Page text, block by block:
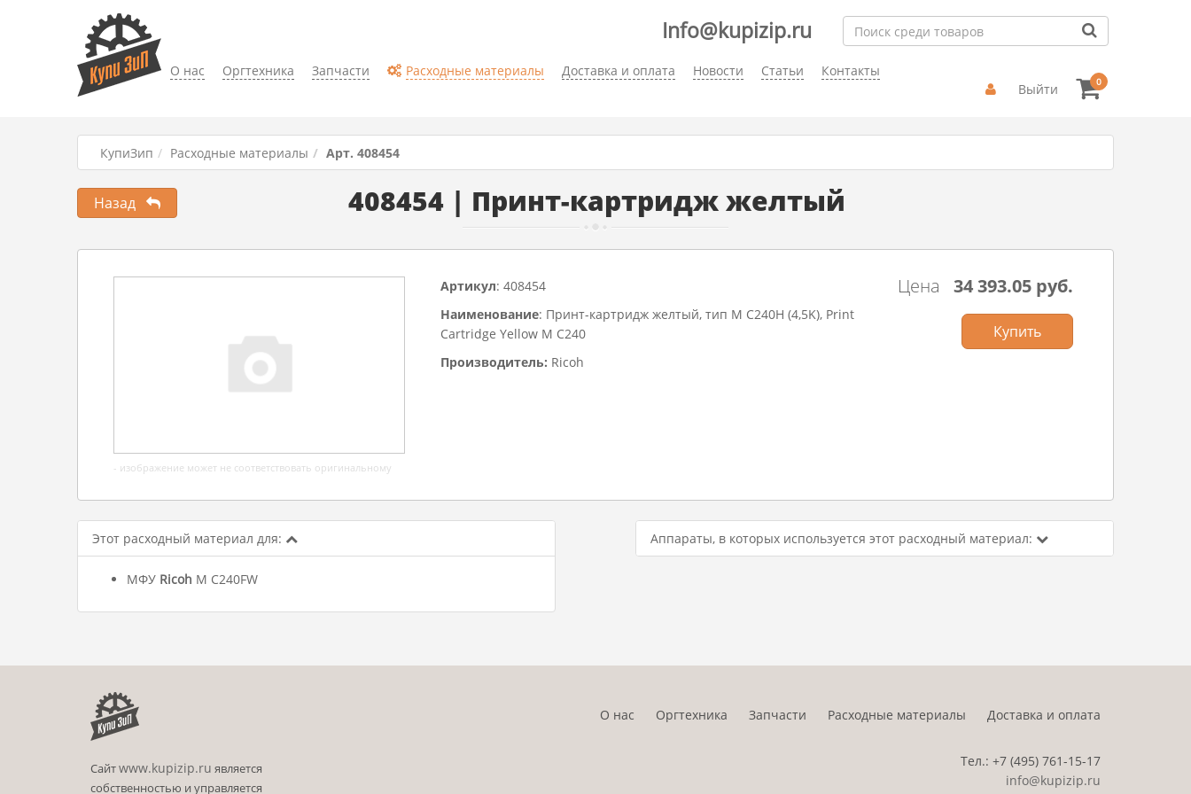
О нас Оргтехника Запчасти Расходные материалы Доставка и оплата Новости Статьи Контакты
Info@kupizip.ru
Выйти 0
КупиЗип Расходные материалы Арт. 408454
Назад 408454 | Принт-картридж желтый
- изображение может не соответствовать оригинальному
Артикул: 408454
Наименование: Принт-картридж желтый, тип M C240H (4,5K), Print
Cartridge Yellow M C240
Производитель: Ricoh
Цена 34 393.05 руб.
Купить
Этот расходный материал для:
МФУ Ricoh M C240FW
Аппараты, в которых используется этот расходный материал:
Сайтwww.kupizip.ru является
собственностью и управляется
О нас Оргтехника Запчасти Расходные материалы Доставка и оплата
Тел.: +7 (495) 761-15-17
info@kupizip.ru